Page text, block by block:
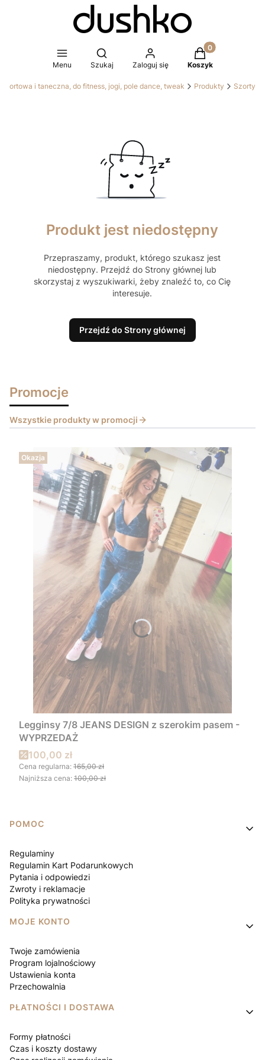
Menu
Otwórz wyszukiwarkę
Szukaj Zaloguj się
Produkty w
Koszyk
i taneczna, do fitness, jogi, pole dance, tweak Produkty Szorty
Produkt jest niedostępny
Przepraszamy, produkt, którego szukasz jest
niedostępny. Przejdź do Strony głównej lub
skorzystaj z wyszukiwarki, żeby znaleźć to, co Cię
interesuje.
Przejdź do Strony głównej
Promocje
Wszystkie produkty w promocji
Okazja
Legginsy 7/8 JEANS DESIGN z szerokim pasem -
WYPRZEDAŻ
Cena promocyjna
100,00 zł
Cena regularna: 165,00 zł
Najniższa cena: 100,00 zł
Linki w stopce
POMOC
Regulaminy
Regulamin Kart Podarunkowych
Pytania i odpowiedzi
Zwroty i reklamacje
Polityka prywatności
MOJE KONTO
Twoje zamówienia
Program lojalnościowy
Ustawienia konta
Przechowalnia
PŁATNOŚCI I DOSTAWA
Formy płatności
Czas i koszty dostawy